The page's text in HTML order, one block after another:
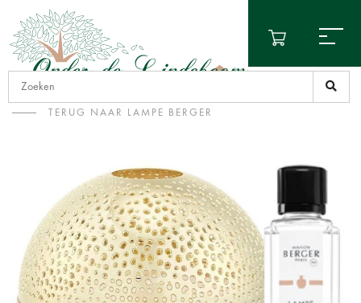
TERUG NAAR LAMPE BERGER